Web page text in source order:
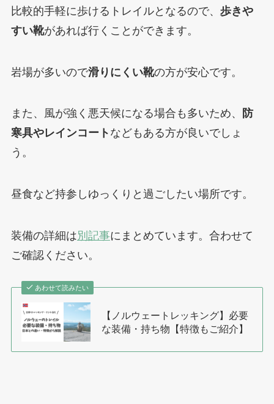
比較的手軽に歩けるトレイルとなるので、 歩きや
すい靴があれば行くことができます。
岩場が多いので滑りにくい靴の方が安心です。
また、風が強く悪天候になる場合も多いため、
防
寒具やレインコート などもある方が良いでしょ
う。
昼食など持参しゆっくりと過ごしたい場所です。
装備の詳細は別記事にまとめています。合わせて
ご確認ください。
あわせて読みたい
【ノルウェートレッキング】必要
な装備・持ち物【特徴もご紹介】